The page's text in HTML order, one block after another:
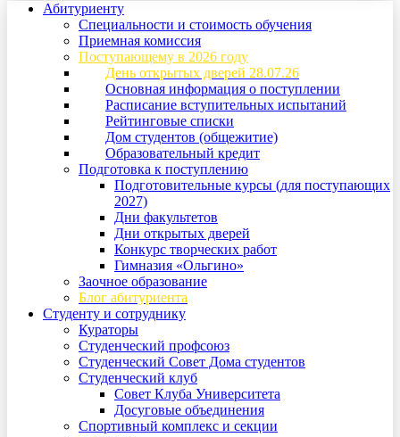
Абитуриенту
Специальности и стоимость обучения
Приемная комиссия
Поступающему в 2026 году
День открытых дверей 28.07.26
Основная информация о поступлении
Расписание вступительных испытаний
Рейтинговые списки
Дом студентов (общежитие)
Образовательный кредит
Подготовка к поступлению
Подготовительные курсы (для поступающих
2027)
Дни факультетов
Дни открытых дверей
Конкурс творческих работ
Гимназия «Ольгино»
Заочное образование
Блог абитуриента
Студенту и сотруднику
Кураторы
Студенческий профсоюз
Студенческий Совет Дома студентов
Студенческий клуб
Совет Клуба Университета
Досуговые объединения
Спортивный комплекс и секции